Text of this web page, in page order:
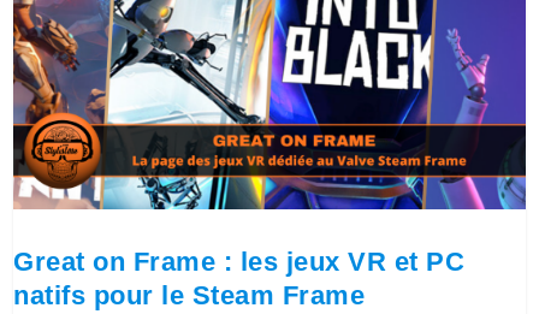
Great on Frame : les jeux VR et PC
natifs pour le Steam Frame